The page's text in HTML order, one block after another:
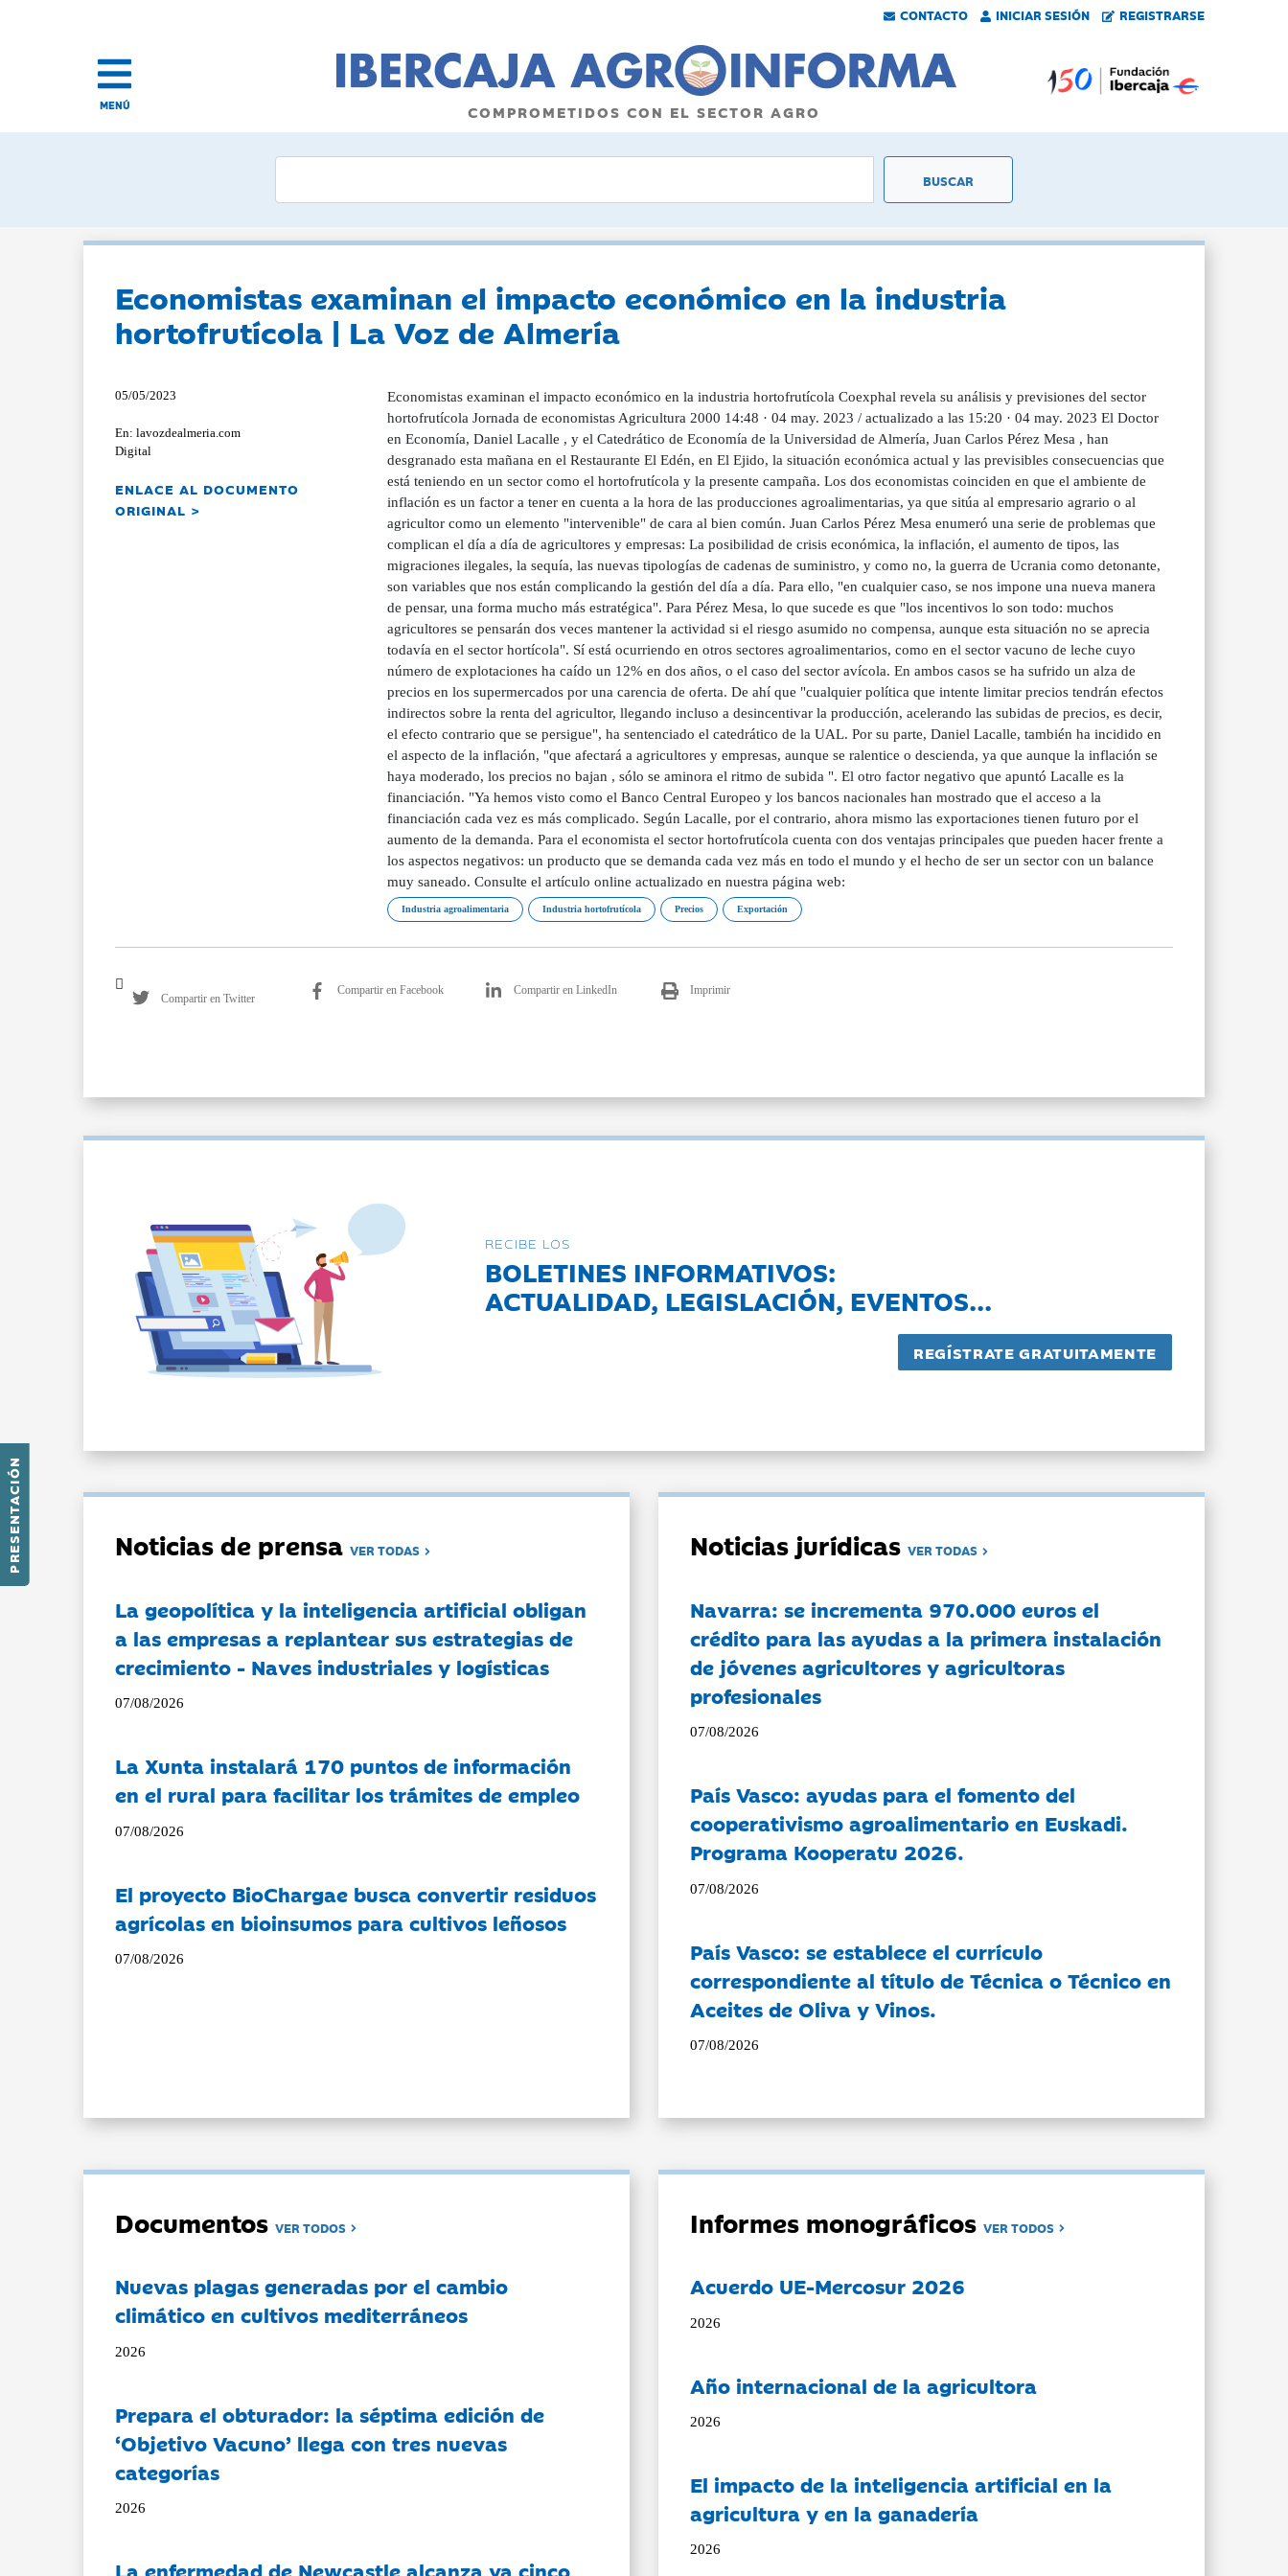
CONTACTO INICIAR SESIÓN REGISTRARSE
PRESENTACIÓN
MENÚ COMPROMETIDOS CON EL SECTOR AGRO
Economistas examinan el impacto económico en la industria
hortofrutícola | La Voz de Almería
05/05/2023
En: lavozdealmeria.com
Digital
ENLACE AL DOCUMENTO
ORIGINAL >
Economistas examinan el impacto económico en la industria hortofrutícola Coexphal revela su análisis y previsiones del sector
hortofrutícola Jornada de economistas Agricultura 2000 14:48 · 04 may. 2023 / actualizado a las 15:20 · 04 may. 2023 El Doctor
en Economía, Daniel Lacalle , y el Catedrático de Economía de la Universidad de Almería, Juan Carlos Pérez Mesa , han
desgranado esta mañana en el Restaurante El Edén, en El Ejido, la situación económica actual y las previsibles consecuencias que
está teniendo en un sector como el hortofrutícola y la presente campaña. Los dos economistas coinciden en que el ambiente de
inflación es un factor a tener en cuenta a la hora de las producciones agroalimentarias, ya que sitúa al empresario agrario o al
agricultor como un elemento "intervenible" de cara al bien común. Juan Carlos Pérez Mesa enumeró una serie de problemas que
complican el día a día de agricultores y empresas: La posibilidad de crisis económica, la inflación, el aumento de tipos, las
migraciones ilegales, la sequía, las nuevas tipologías de cadenas de suministro, y como no, la guerra de Ucrania como detonante,
son variables que nos están complicando la gestión del día a día. Para ello, "en cualquier caso, se nos impone una nueva manera
de pensar, una forma mucho más estratégica". Para Pérez Mesa, lo que sucede es que "los incentivos lo son todo: muchos
agricultores se pensarán dos veces mantener la actividad si el riesgo asumido no compensa, aunque esta situación no se aprecia
todavía en el sector hortícola". Sí está ocurriendo en otros sectores agroalimentarios, como en el sector vacuno de leche cuyo
número de explotaciones ha caído un 12% en dos años, o el caso del sector avícola. En ambos casos se ha sufrido un alza de
precios en los supermercados por una carencia de oferta. De ahí que "cualquier política que intente limitar precios tendrán efectos
indirectos sobre la renta del agricultor, llegando incluso a desincentivar la producción, acelerando las subidas de precios, es decir,
el efecto contrario que se persigue", ha sentenciado el catedrático de la UAL. Por su parte, Daniel Lacalle, también ha incidido en
el aspecto de la inflación, "que afectará a agricultores y empresas, aunque se ralentice o descienda, ya que aunque la inflación se
haya moderado, los precios no bajan , sólo se aminora el ritmo de subida ". El otro factor negativo que apuntó Lacalle es la
financiación. "Ya hemos visto como el Banco Central Europeo y los bancos nacionales han mostrado que el acceso a la
financiación cada vez es más complicado. Según Lacalle, por el contrario, ahora mismo las exportaciones tienen futuro por el
aumento de la demanda. Para el economista el sector hortofrutícola cuenta con dos ventajas principales que pueden hacer frente a
los aspectos negativos: un producto que se demanda cada vez más en todo el mundo y el hecho de ser un sector con un balance
muy saneado. Consulte el artículo online actualizado en nuestra página web:
Industria agroalimentaria Industria hortofrutícola Precios Exportación
Compartir en Twitter
Compartir en Facebook Compartir en LinkedIn Imprimir
RECIBE LOS
BOLETINES INFORMATIVOS:
ACTUALIDAD, LEGISLACIÓN, EVENTOS...
Noticias de prensaVER TODAS
La geopolítica y la inteligencia artificial obligan
a las empresas a replantear sus estrategias de
crecimiento - Naves industriales y logísticas
07/08/2026
La Xunta instalará 170 puntos de información
en el rural para facilitar los trámites de empleo
07/08/2026
El proyecto BioChargae busca convertir residuos
agrícolas en bioinsumos para cultivos leñosos
07/08/2026
Noticias jurídicasVER TODAS
Navarra: se incrementa 970.000 euros el
crédito para las ayudas a la primera instalación
de jóvenes agricultores y agricultoras
profesionales
07/08/2026
País Vasco: ayudas para el fomento del
cooperativismo agroalimentario en Euskadi.
Programa Kooperatu 2026.
07/08/2026
País Vasco: se establece el currículo
correspondiente al título de Técnica o Técnico en
Aceites de Oliva y Vinos.
07/08/2026
DocumentosVER TODOS
Nuevas plagas generadas por el cambio
climático en cultivos mediterráneos
2026
Prepara el obturador: la séptima edición de
‘Objetivo Vacuno’ llega con tres nuevas
categorías
2026
Informes monográficosVER TODOS
Acuerdo UE-Mercosur 2026
2026
Año internacional de la agricultora
2026
El impacto de la inteligencia artificial en la
agricultura y en la ganadería
2026